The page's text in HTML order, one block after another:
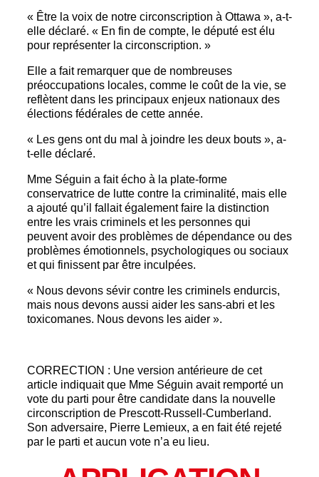
« Être la voix de notre circonscription à Ottawa », a-t-
elle déclaré. « En fin de compte, le député est élu
pour représenter la circonscription. »
Elle a fait remarquer que de nombreuses
préoccupations locales, comme le coût de la vie, se
reflètent dans les principaux enjeux nationaux des
élections fédérales de cette année.
« Les gens ont du mal à joindre les deux bouts », a-
t-elle déclaré.
Mme Séguin a fait écho à la plate-forme
conservatrice de lutte contre la criminalité, mais elle
a ajouté qu’il fallait également faire la distinction
entre les vrais criminels et les personnes qui
peuvent avoir des problèmes de dépendance ou des
problèmes émotionnels, psychologiques ou sociaux
et qui finissent par être inculpées.
« Nous devons sévir contre les criminels endurcis,
mais nous devons aussi aider les sans-abri et les
toxicomanes. Nous devons les aider ».
CORRECTION : Une version antérieure de cet
article indiquait que Mme Séguin avait remporté un
vote du parti pour être candidate dans la nouvelle
circonscription de Prescott-Russell-Cumberland.
Son adversaire, Pierre Lemieux, a en fait été rejeté
par le parti et aucun vote n’a eu lieu.